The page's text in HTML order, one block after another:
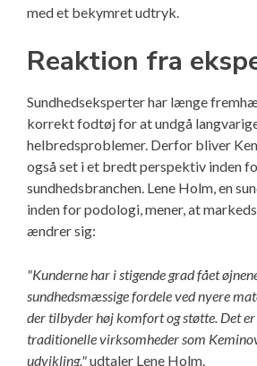
med et bekymret udtryk.
Reaktion fra
Sundhedseksperter har længe
korrekt fodtøj for at undgå
helbredsproblemer. Derfor bliver
også set i et bredt perspektiv inden
sundhedsbranchen. Lene Holm, en
inden for podologi, mener, at
ændrer sig:
"Kunderne har i stigende grad fået
sundhedsmæssige fordele ved nyere
der tilbyder høj komfort og støtte. Det
traditionelle virksomheder som
udvikling,"udtaler Lene Holm.